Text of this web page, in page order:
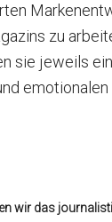
zu
sie jeweils
wir das